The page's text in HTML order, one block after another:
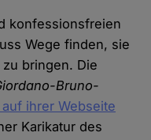
konfessionsfreien
Wege finden, sie
bringen. Die
Bruno-
ihrer Webseite
Karikatur des